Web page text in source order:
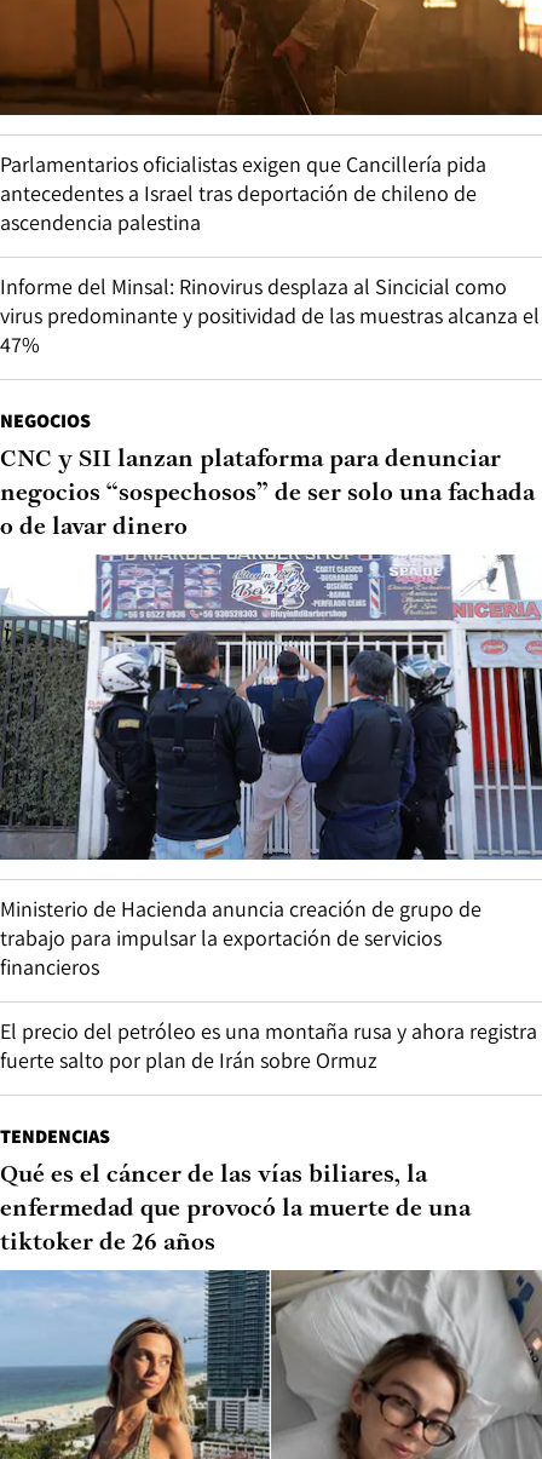
Parlamentarios oficialistas exigen que Cancillería pida
antecedentes a Israel tras deportación de chileno de
ascendencia palestina
Informe del Minsal: Rinovirus desplaza al Sincicial como
virus predominante y positividad de las muestras alcanza el
47%
NEGOCIOS
CNC y SII lanzan plataforma para denunciar
negocios “sospechosos” de ser solo una fachada
o de lavar dinero
Ministerio de Hacienda anuncia creación de grupo de
trabajo para impulsar la exportación de servicios
financieros
El precio del petróleo es una montaña rusa y ahora registra
fuerte salto por plan de Irán sobre Ormuz
TENDENCIAS
Qué es el cáncer de las vías biliares, la
enfermedad que provocó la muerte de una
tiktoker de 26 años